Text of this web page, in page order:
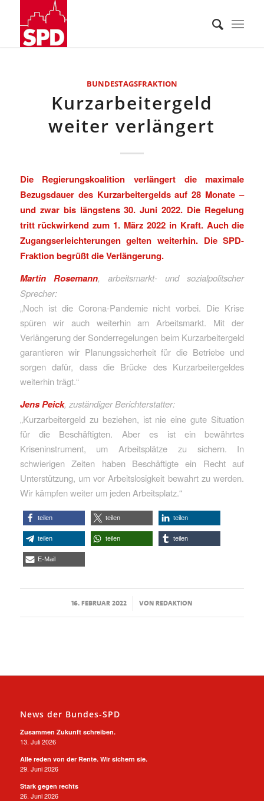
BUNDESTAGSFRAKTION
Kurzarbeitergeld
weiter verlängert
Die Regierungskoalition verlängert die maximale
Bezugsdauer des Kurzarbeitergelds auf 28 Monate –
und zwar bis längstens 30. Juni 2022. Die Regelung
tritt rückwirkend zum 1. März 2022 in Kraft. Auch die
Zugangserleichterungen gelten weiterhin. Die SPD-
Fraktion begrüßt die Verlängerung.
Martin Rosemann, arbeitsmarkt- und sozialpolitscher
Sprecher:
„Noch ist die Corona-Pandemie nicht vorbei. Die Krise
spüren wir auch weiterhin am Arbeitsmarkt. Mit der
Verlängerung der Sonderregelungen beim Kurzarbeitergeld
garantieren wir Planungssicherheit für die Betriebe und
sorgen dafür, dass die Brücke des Kurzarbeitergeldes
weiterhin trägt.“
Jens Peick, zuständiger Berichterstatter:
„Kurzarbeitergeld zu beziehen, ist nie eine gute Situation
für die Beschäftigten. Aber es ist ein bewährtes
Kriseninstrument, um Arbeitsplätze zu sichern. In
schwierigen Zeiten haben Beschäftigte ein Recht auf
Unterstützung, um vor Arbeitslosigkeit bewahrt zu werden.
Wir kämpfen weiter um jeden Arbeitsplatz.“
teilen teilen teilen
teilen teilen teilen
E-Mail
16. FEBRUAR 2022
/ VONREDAKTION
News der Bundes-SPD
Zusammen Zukunft schreiben.
13. Juli 2026
Alle reden von der Rente. Wir sichern sie.
29. Juni 2026
Stark gegen rechts
26. Juni 2026